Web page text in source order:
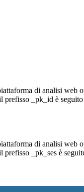
di analisi
_pk_id è
di analisi
_pk_ses è